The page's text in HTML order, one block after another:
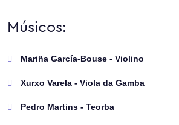
Músicos:
Mariña García-Bouse - Violino
Xurxo Varela - Viola da Gamba
Pedro Martins - Teorba